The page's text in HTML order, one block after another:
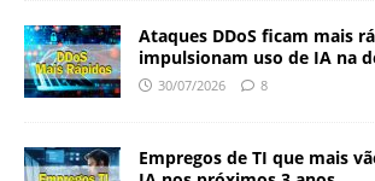
Ataques DDoS ficam mais
impulsionam uso de IA na
30/07/2026 8
Empregos de TI que mais